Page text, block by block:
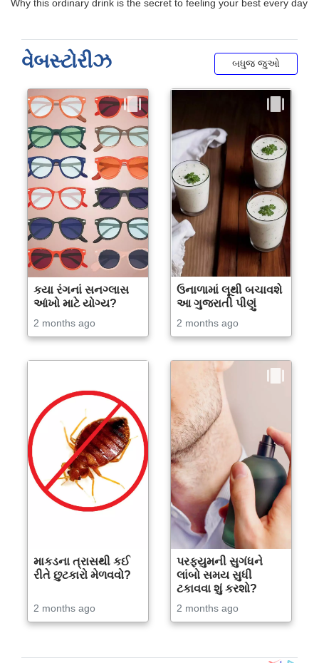
વેબસ્ટોરીઝ બધુજ જુઓ
કયા રંગનાં સનગ્લાસ
આંખો માટે યોગ્ય?
2 months ago
ઉનાળામાં લૂથી બચાવશે
આ ગુજરાતી પીણું
2 months ago
માકડના ત્રાસથી કઈ
રીતે છુટકારો મેળવવો?
2 months ago
પરફ્યુમની સુગંધને
લાંબો સમય સુધી
ટકાવવા શું કરશો?
2 months ago